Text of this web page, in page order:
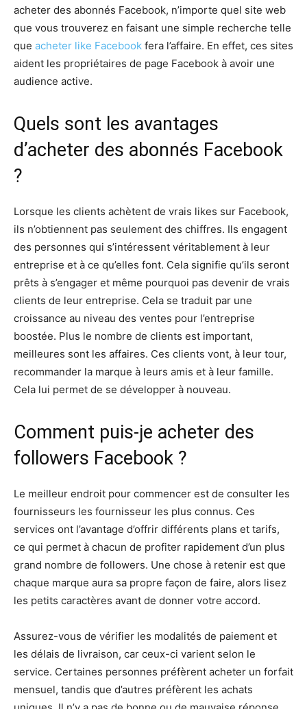
acheter des abonnés Facebook, n’importe quel site web
que vous trouverez en faisant une simple recherche telle
que acheter like Facebook fera l’affaire. En effet, ces sites
aident les propriétaires de page Facebook à avoir une
audience active.
Quels sont les avantages
d’acheter des abonnés Facebook
?
Lorsque les clients achètent de vrais likes sur Facebook,
ils n’obtiennent pas seulement des chiffres. Ils engagent
des personnes qui s’intéressent véritablement à leur
entreprise et à ce qu’elles font. Cela signifie qu’ils seront
prêts à s’engager et même pourquoi pas devenir de vrais
clients de leur entreprise. Cela se traduit par une
croissance au niveau des ventes pour l’entreprise
boostée. Plus le nombre de clients est important,
meilleures sont les affaires. Ces clients vont, à leur tour,
recommander la marque à leurs amis et à leur famille.
Cela lui permet de se développer à nouveau.
Comment puis-je acheter des
followers Facebook ?
Le meilleur endroit pour commencer est de consulter les
fournisseurs les fournisseur les plus connus. Ces
services ont l’avantage d’offrir différents plans et tarifs,
ce qui permet à chacun de profiter rapidement d’un plus
grand nombre de followers. Une chose à retenir est que
chaque marque aura sa propre façon de faire, alors lisez
les petits caractères avant de donner votre accord.
Assurez-vous de vérifier les modalités de paiement et
les délais de livraison, car ceux-ci varient selon le
service. Certaines personnes préfèrent acheter un forfait
mensuel, tandis que d’autres préfèrent les achats